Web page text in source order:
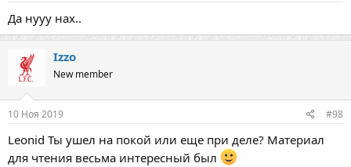
Да нууу нах..
Izzo
New member
10 Ноя 2019 #98
Leonid Ты ушел на покой или еще при деле? Материал
для чтения весьма интересный был